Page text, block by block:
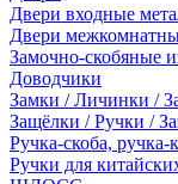
Двери входные
Двери
Замочно-скобяные
Доводчики
Замки / Личинки /
Защёлки / Ручки /
Ручка-скоба, ручка-
Ручки для